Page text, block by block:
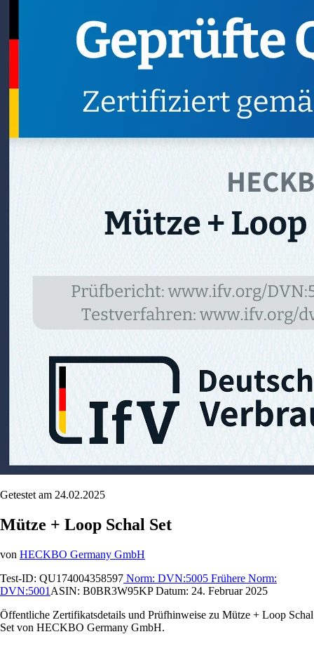
Getestet am 24.02.2025
Mütze + Loop Schal Set
von HECKBO Germany GmbH
Test-ID: QU174004358597 Norm: DVN:5005 Frühere Norm:
DVN:5001 ASIN: B0BR3W95KPDatum: 24. Februar 2025
Öffentliche Zertifikatsdetails und Prüfhinweise zu Mütze + Loop Schal
Set von HECKBO Germany GmbH.